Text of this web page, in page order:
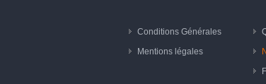
Conditions Générales
Mentions légales